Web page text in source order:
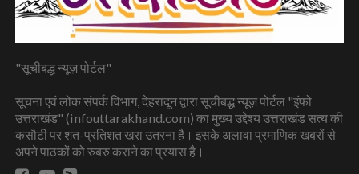
"सूचीबद्ध न्यूज़ पोर्टल"
सूचना एवं लोक संपर्क विभाग, देहरादून द्वारा सूचीबद्ध न्यूज़ पोर्टल "इंफो
उत्तराखंड" (infouttarakhand.com) का मुख्य उद्देश्य उत्तराखंड सत्य की
कसौटी पर शत-प्रतिशत खरा उतरना है। इसके अलावा प्रमाणिक खबरों से
अपने पाठकों को रुबरु कराने का प्रयास है।